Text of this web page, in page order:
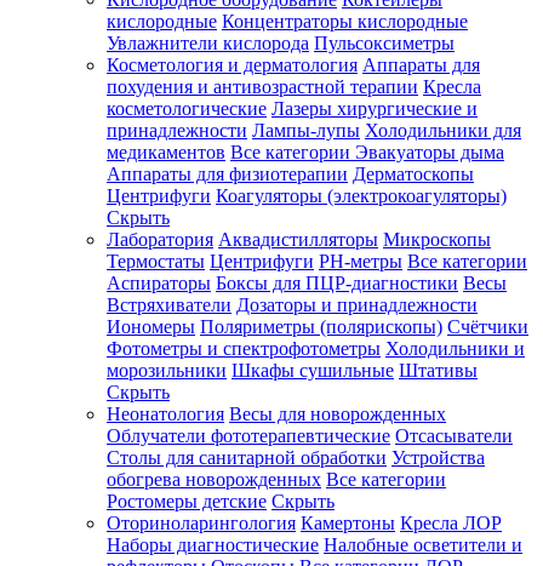
Зарегистрироваться
Зачем
регистрироваться?
Все
покупки
одном
месте
Личный
менеджер
Отслеживание
статуса
заказа
кислородные Концентраторы кислородные
Увлажнители кислорода Пульсоксиметры
Косметология и дерматология Аппараты для
похудения и антивозрастной терапии Кресла
косметологические Лазеры хирургические и
принадлежности Лампы-лупы Холодильники для
медикаментов Все категории Эвакуаторы дыма
Аппараты для физиотерапии Дерматоскопы
Центрифуги Коагуляторы (электрокоагуляторы)
Скрыть
Лаборатория Аквадистилляторы Микроскопы
Термостаты Центрифуги PH-метры Все категории
Аспираторы Боксы для ПЦР-диагностики Весы
Встряхиватели Дозаторы и принадлежности
Иономеры Поляриметры (полярископы) Счётчики
Фотометры и спектрофотометры Холодильники и
морозильники Шкафы сушильные Штативы
Скрыть
Неонатология Весы для новорожденных
Облучатели фототерапевтические Отсасыватели
Столы для санитарной обработки Устройства
обогрева новорожденных Все категории
Ростомеры детские Скрыть
Оториноларингология Камертоны Кресла ЛОР
Наборы диагностические Налобные осветители и